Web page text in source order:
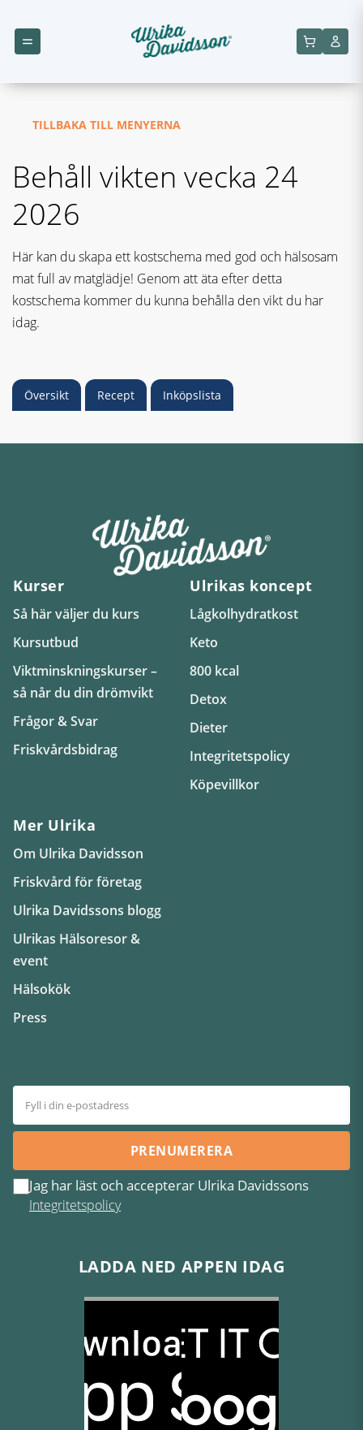
TILLBAKA TILL MENYERNA
Behåll vikten vecka 24
2026
Här kan du skapa ett kostschema med god och hälsosam
mat full av matglädje! Genom att äta efter detta
kostschema kommer du kunna behålla den vikt du har
idag.
Översikt Recept Inköpslista
Kurser
Så här väljer du kurs
Kursutbud
Viktminskningskurser –
så når du din drömvikt
Frågor & Svar
Friskvårdsbidrag
Ulrikas koncept
Lågkolhydratkost
Keto
800 kcal
Detox
Dieter
Integritetspolicy
Köpevillkor
Mer Ulrika
Om Ulrika Davidsson
Friskvård för företag
Ulrika Davidssons blogg
Ulrikas Hälsoresor &
event
Hälsokök
Press
PRENUMERERA
Jag har läst och accepterar Ulrika Davidssons
Integritetspolicy
LADDA NED APPEN IDAG